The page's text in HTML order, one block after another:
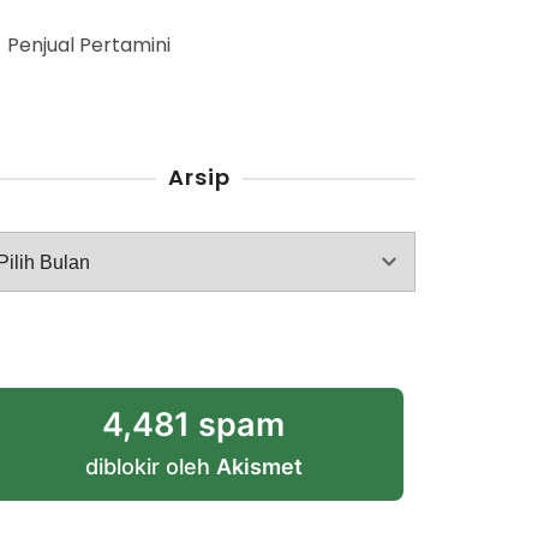
Penjual Pertamini
Arsip
4,481 spam
diblokir oleh Akismet